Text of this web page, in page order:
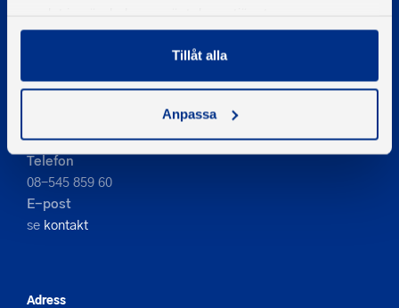
Tillåt alla
Anpassa
© 2026 - Svenska Båtunionen
PIGMENT WEBBYRÅ
Kontakta oss
Telefon
08-545 859 60
E-post
se kontakt
Adress